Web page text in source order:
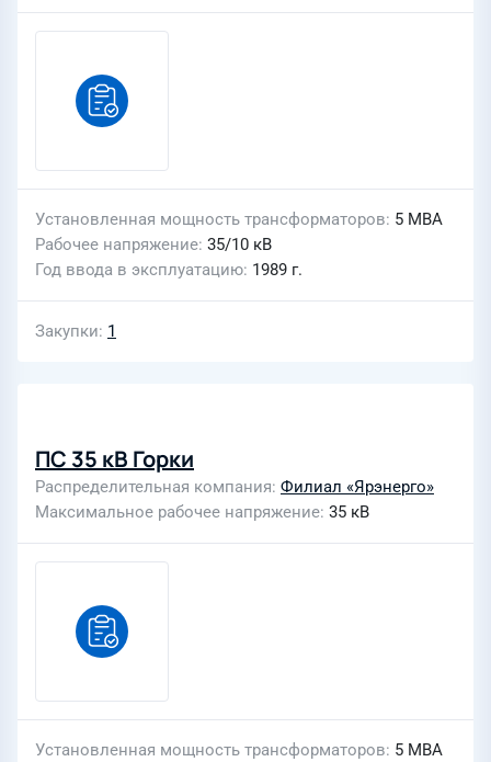
Установленная мощность трансформаторов 5 МВА
Рабочее напряжение 35/10 кВ
Год ввода в эксплуатацию 1989 г.
Закупки 1
ПС 35 кВ Горки
Распределительная компания Филиал «Ярэнерго»
Максимальное рабочее напряжение 35 кВ
Установленная мощность трансформаторов 5 МВА